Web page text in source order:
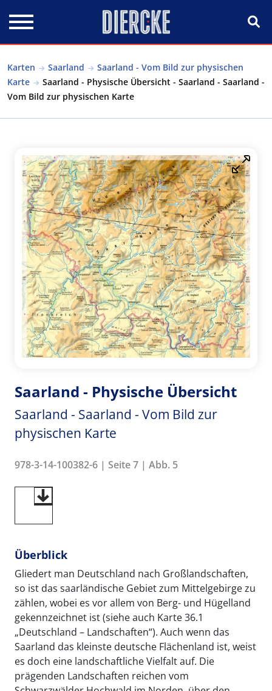
Karten Saarland
Saarland - Vom Bild zur physischen
Karte
Saarland - Physische Übersicht - Saarland - Saarland -
Vom Bild zur physischen Karte
Saarland - Physische Übersicht
Saarland - Saarland - Vom Bild zur
physischen Karte
978-3-14-100382-6 | Seite 7 | Abb. 5
Überblick
Gliedert man Deutschland nach Großlandschaften,
so ist das saarländische Gebiet zum Mittelgebirge zu
zählen, wobei es vor allem von Berg- und Hügelland
gekennzeichnet ist (siehe auch Karte 36.1
„Deutschland – Landschaften“). Auch wenn das
Saarland das kleinste deutsche Flächenland ist, weist
es doch eine landschaftliche Vielfalt auf. Die
prägenden Landschaften reichen vom